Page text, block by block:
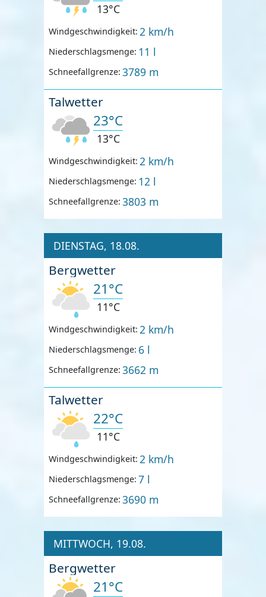
13°C
Windgeschwindigkeit: 2 km/h
Niederschlagsmenge: 11 l
Schneefallgrenze: 3789 m
Talwetter
23°C
13°C
Windgeschwindigkeit: 2 km/h
Niederschlagsmenge: 12 l
Schneefallgrenze: 3803 m
DIENSTAG, 18.08.
Bergwetter
21°C
11°C
Windgeschwindigkeit: 2 km/h
Niederschlagsmenge: 6 l
Schneefallgrenze: 3662 m
Talwetter
22°C
11°C
Windgeschwindigkeit: 2 km/h
Niederschlagsmenge: 7 l
Schneefallgrenze: 3690 m
MITTWOCH, 19.08.
Bergwetter
21°C